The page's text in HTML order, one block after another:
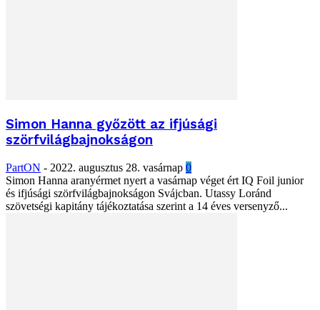
Simon Hanna győzött az ifjúsági
szörfvilágbajnokságon
PartON - 2022. augusztus 28. vasárnap 0
Simon Hanna aranyérmet nyert a vasárnap véget ért IQ Foil junior
és ifjúsági szörfvilágbajnokságon Svájcban. Utassy Loránd
szövetségi kapitány tájékoztatása szerint a 14 éves versenyző...